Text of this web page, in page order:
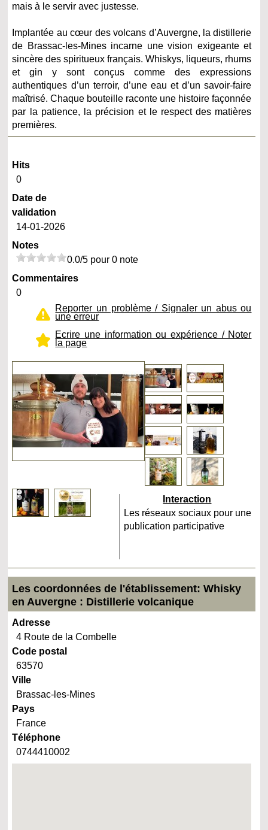
mais à le servir avec justesse.
Implantée au cœur des volcans d’Auvergne, la distillerie
de Brassac-les-Mines incarne une vision exigeante et
sincère des spiritueux français. Whiskys, liqueurs, rhums
et gin y sont conçus comme des expressions
authentiques d’un terroir, d’une eau et d’un savoir-faire
maîtrisé. Chaque bouteille raconte une histoire façonnée
par la patience, la précision et le respect des matières
premières.
Hits
0
Date de
validation
14-01-2026
Notes
0.0/5 pour 0 note
Commentaires
0
Reporter un problème / Signaler un abus ou
une erreur
Ecrire une information ou expérience / Noter
la page
Interaction
Les réseaux sociaux pour une
publication participative
Les coordonnées de l'établissement: Whisky
en Auvergne : Distillerie volcanique
Adresse
4 Route de la Combelle
Code postal
63570
Ville
Brassac-les-Mines
Pays
France
Téléphone
0744410002